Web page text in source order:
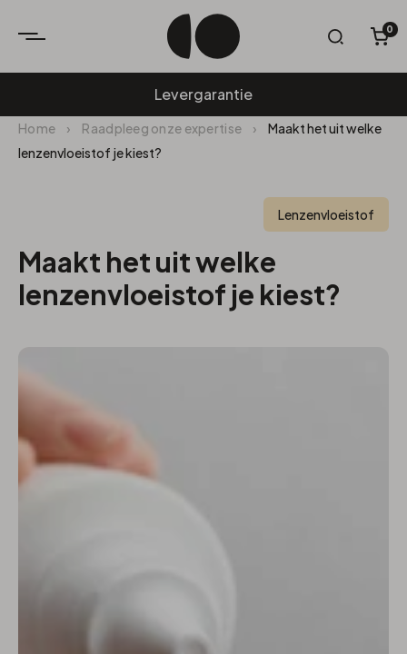
Levergarantie
0
Home › Raadpleeg onze expertise ›
Maakt het uit welke
lenzenvloeistof je kiest?
Lenzenvloeistof
Maakt het uit welke
lenzenvloeistof je kiest?